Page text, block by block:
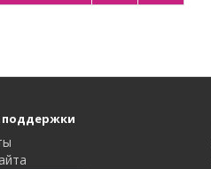
поддержки